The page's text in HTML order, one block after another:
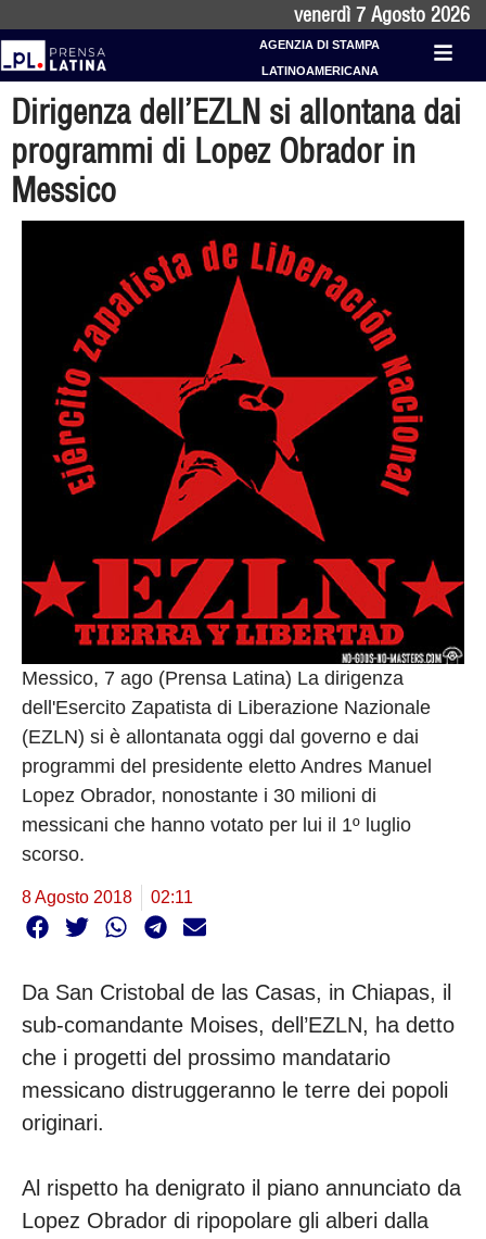
venerdì 7 Agosto 2026
AGENZIA DI STAMPA
LATINOAMERICANA
Dirigenza dell’EZLN si allontana dai
programmi di Lopez Obrador in
Messico
Messico, 7 ago (Prensa Latina) La dirigenza
dell'Esercito Zapatista di Liberazione Nazionale
(EZLN) si è allontanata oggi dal governo e dai
programmi del presidente eletto Andres Manuel
Lopez Obrador, nonostante i 30 milioni di
messicani che hanno votato per lui il 1º luglio
scorso.
8 Agosto 2018 02:11
Da San Cristobal de las Casas, in Chiapas, il
sub-comandante Moises, dell’EZLN, ha detto
che i progetti del prossimo mandatario
messicano distruggeranno le terre dei popoli
originari.
Al rispetto ha denigrato il piano annunciato da
Lopez Obrador di ripopolare gli alberi dalla